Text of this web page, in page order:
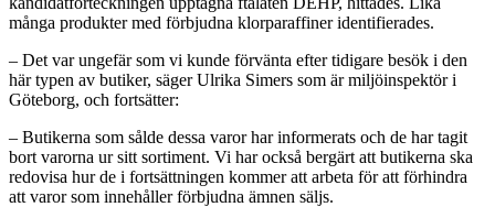
många produkter med förbjudna klorparaffiner identifierades.
– Det var ungefär som vi kunde förvänta efter tidigare besök i den
här typen av butiker, säger Ulrika Simers som är miljöinspektör i
Göteborg, och fortsätter:
– Butikerna som sålde dessa varor har informerats och de har tagit
bort varorna ur sitt sortiment. Vi har också bergärt att butikerna ska
redovisa hur de i fortsättningen kommer att arbeta för att förhindra
att varor som innehåller förbjudna ämnen säljs.